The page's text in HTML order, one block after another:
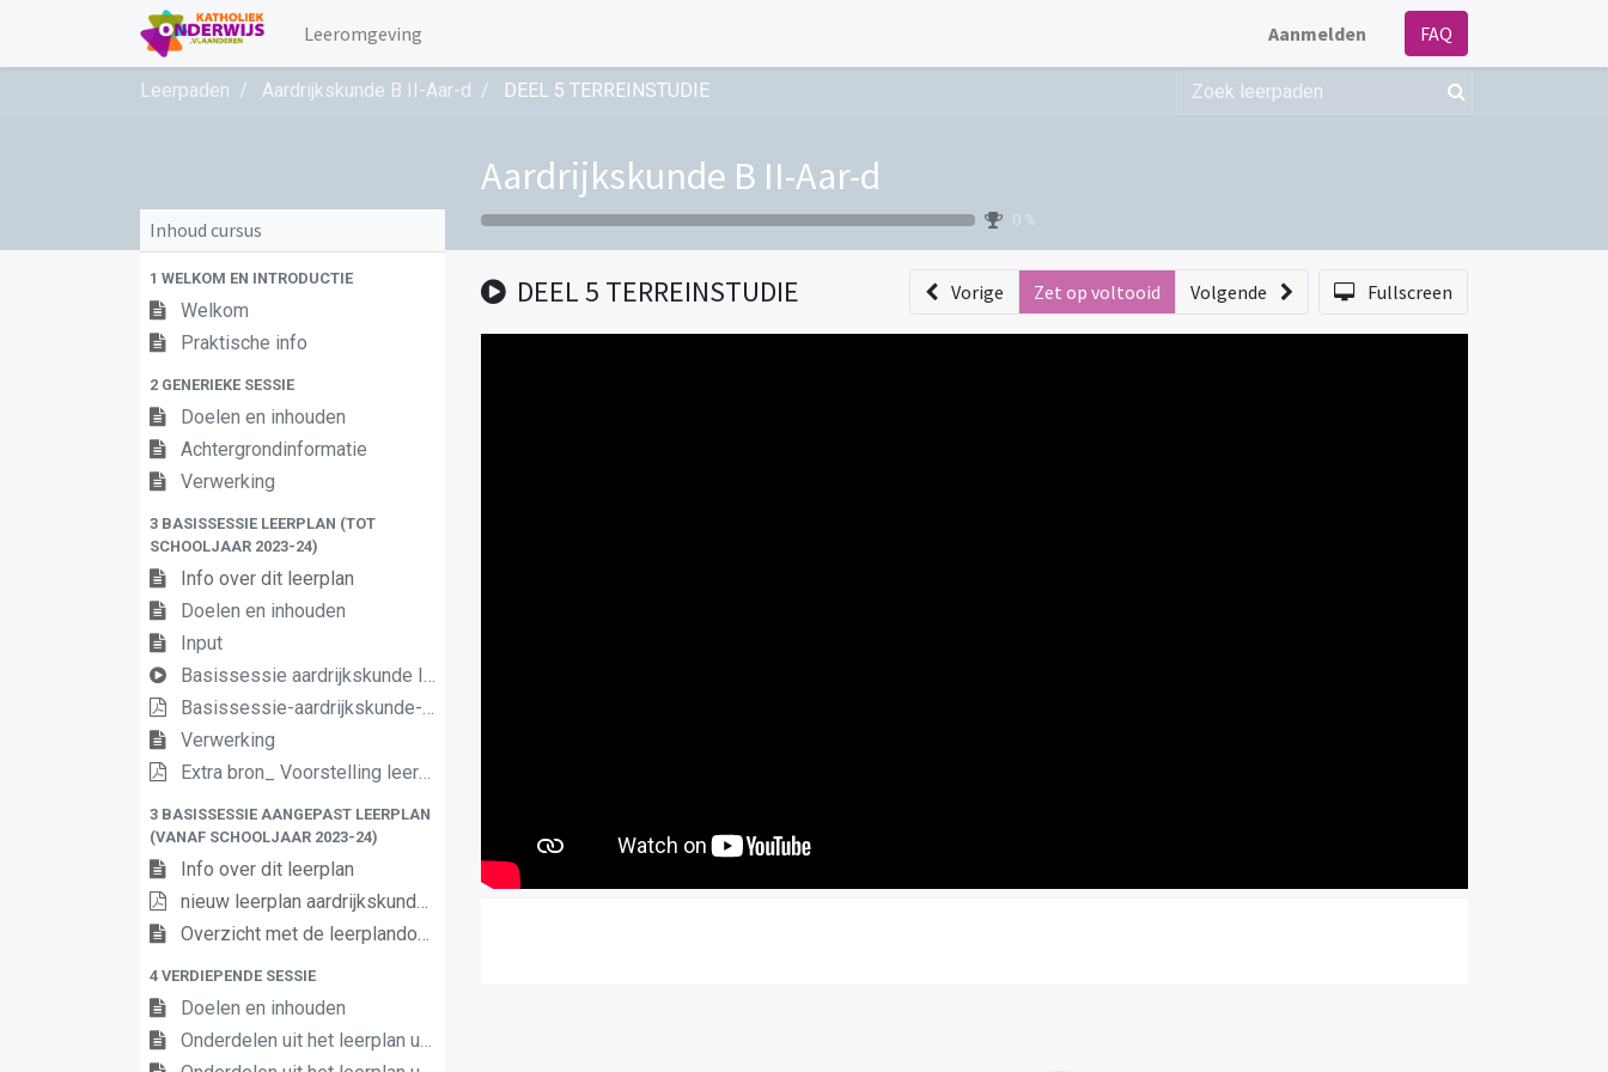
Leeromgeving Aanmelden FAQ
Leerpaden Aardrijkskunde B II-Aar-d DEEL 5 TERREINSTUDIE
Aardrijkskunde B II-Aar-d
0 %
Inhoud cursus
1 WELKOM EN INTRODUCTIE
Welkom
Praktische info
2 GENERIEKE SESSIE
Doelen en inhouden
Achtergrondinformatie
Verwerking
3 BASISSESSIE LEERPLAN (TOT
SCHOOLJAAR 2023-24)
Info over dit leerplan
Doelen en inhouden
Input
Basissessie aardrijkskunde II dda3
Basissessie-aardrijkskunde-II-dda
Verwerking
Extra bron_ Voorstelling leerplan 1ste graad
3 BASISSESSIE AANGEPAST LEERPLAN
(VANAF SCHOOLJAAR 2023-24)
Info over dit leerplan
nieuw leerplan aardrijkskunde 2de graad
Overzicht met de leerplandoelen
4 VERDIEPENDE SESSIE
Doelen en inhouden
Onderdelen uit het leerplan uitgelicht (1)
DEEL 5 TERREINSTUDIE Vorige Zet op voltooid Volgende Fullscreen